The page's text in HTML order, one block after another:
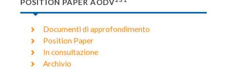
POSITION PAPER AODV
Documenti di approfondimento
Position Paper
In consultazione
Archivio